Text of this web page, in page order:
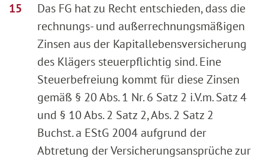
Das FG hat zu Recht entschieden, dass die
rechnungs- und außerrechnungsmäßigen
Zinsen aus der Kapitallebensversicherung
des Klägers steuerpflichtig sind. Eine
Steuerbefreiung kommt für diese Zinsen
gemäß § 20 Abs. 1 Nr. 6 Satz 2 i.V.m. Satz 4
und § 10 Abs. 2 Satz 2, Abs. 2 Satz 2
Buchst. a EStG 2004 aufgrund der
Abtretung der Versicherungsansprüche zur